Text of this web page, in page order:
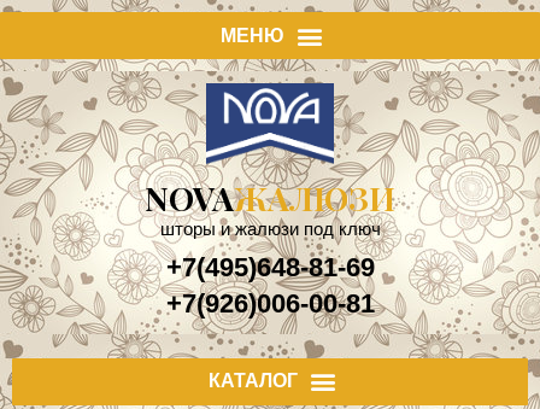
NOVAЖАЛЮЗИ
шторы и жалюзи под ключ
+7(495)648-81-69
+7(926)006-00-81